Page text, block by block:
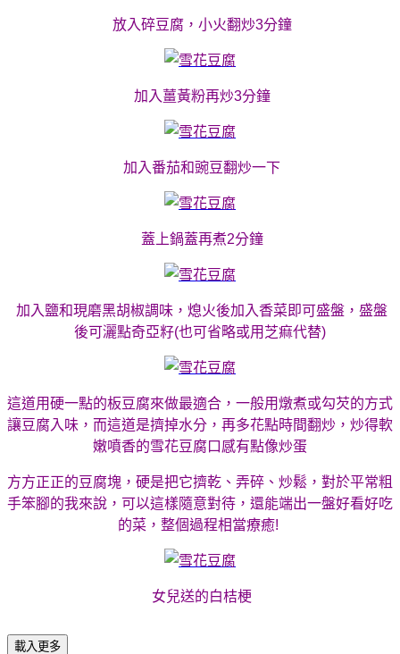
放入碎豆腐，小火翻炒3分鐘
加入薑黃粉再炒3分鐘
加入番茄和豌豆翻炒一下
蓋上鍋蓋再煮2分鐘
加入鹽和現磨黑胡椒調味，熄火後加入香菜即可盛盤，盛盤
後可灑點奇亞籽(也可省略或用芝痲代替)
這道用硬一點的板豆腐來做最適合，一般用燉煮或勾芡的方式
讓豆腐入味，而這道是擠掉水分，再多花點時間翻炒，炒得軟
嫩噴香的雪花豆腐口感有點像炒蛋
方方正正的豆腐塊，硬是把它擠乾、弄碎、炒鬆，對於平常粗
手笨腳的我來說， 可以這樣隨意對待，還能端出一盤好看好吃
的菜， 整個過程相當療癒!
女兒送的白桔梗
載入更多